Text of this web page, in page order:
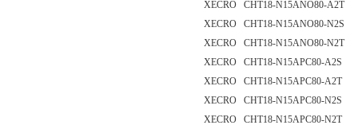
XECRO CHT18-N15ANO80-A2T
XECRO CHT18-N15ANO80-N2S
XECRO CHT18-N15ANO80-N2T
XECRO CHT18-N15APC80-A2S
XECRO CHT18-N15APC80-A2T
XECRO CHT18-N15APC80-N2S
XECRO CHT18-N15APC80-N2T